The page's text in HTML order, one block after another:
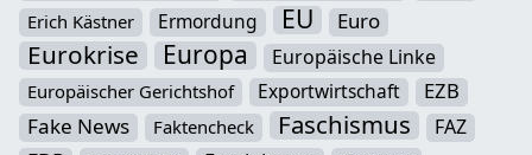
Erich Kästner Ermordung EU Euro
Eurokrise Europa Europäische Linke
Europäischer Gerichtshof Exportwirtschaft
EZB
Fake News
Faktencheck Faschismus FAZ